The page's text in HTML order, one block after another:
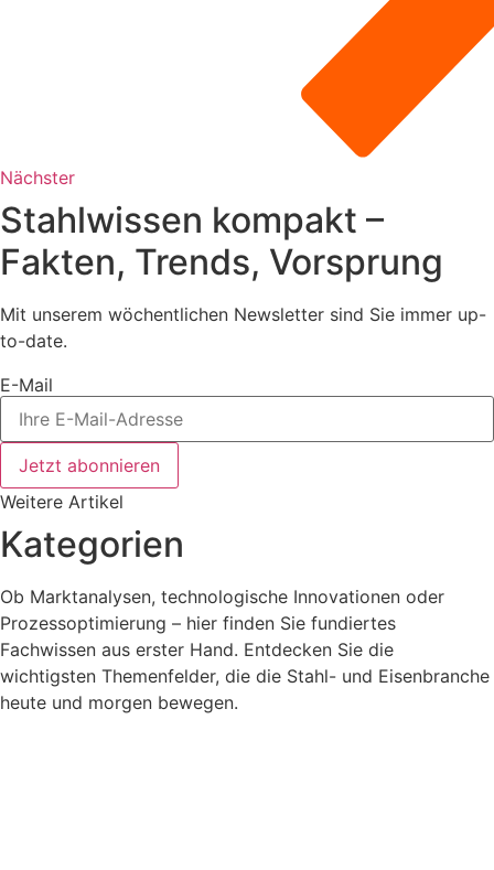
Nächster
Stahlwissen kompakt –
Fakten, Trends, Vorsprung
Mit unserem wöchentlichen Newsletter sind Sie immer up-
to-date.
E-Mail
Jetzt abonnieren
Weitere Artikel
Kategorien
Ob Marktanalysen, technologische Innovationen oder
Prozessoptimierung – hier finden Sie fundiertes
Fachwissen aus erster Hand. Entdecken Sie die
wichtigsten Themenfelder, die die Stahl- und Eisenbranche
heute und morgen bewegen.